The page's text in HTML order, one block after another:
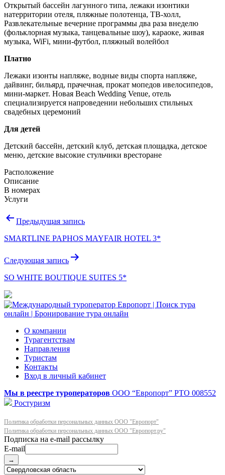
Открытый бассейн лагунного типа, лежаки изонтики
натерритории отеля, пляжные полотенца, ТВ-холл,
Развлекательные вечерние программы два раза внеделю
(фольклорная музыка, танцевальные шоу), караоке, живая
музыка, WiFi, мини-футбол, пляжный волейбол
Платно
Лежаки изонты напляже, водные виды спорта напляже,
дайвинг, бильярд, прачечная, прокат мопедов ивелосипедов,
мини-маркет. Новая Beach Wedding Venue, отель
специализируется напроведении небольших стильных
свадебных церемоний
Для детей
Детский бассейн, детский клуб, детская площадка, детское
меню, детские высокие стульчики вресторане
Расположение
Описание
В номерах
Услуги
Навигация
записям
Предыдущая запись
SMARTLINE PAPHOS MAYFAIR HOTEL 3*
Следующая запись
SO WHITE BOUTIQUE SUITES 5*
О компании
Турагентствам
Направления
Туристам
Контакты
Вход в личный кабинет
Мы в реестре туроператоров ООО “Европорт” РТО 008552
Ростуризм
Политика обработки персональных данных ООО "Европорт"
Политика обработки персональных данных ООО "Европорт.ру"
E-mail
→